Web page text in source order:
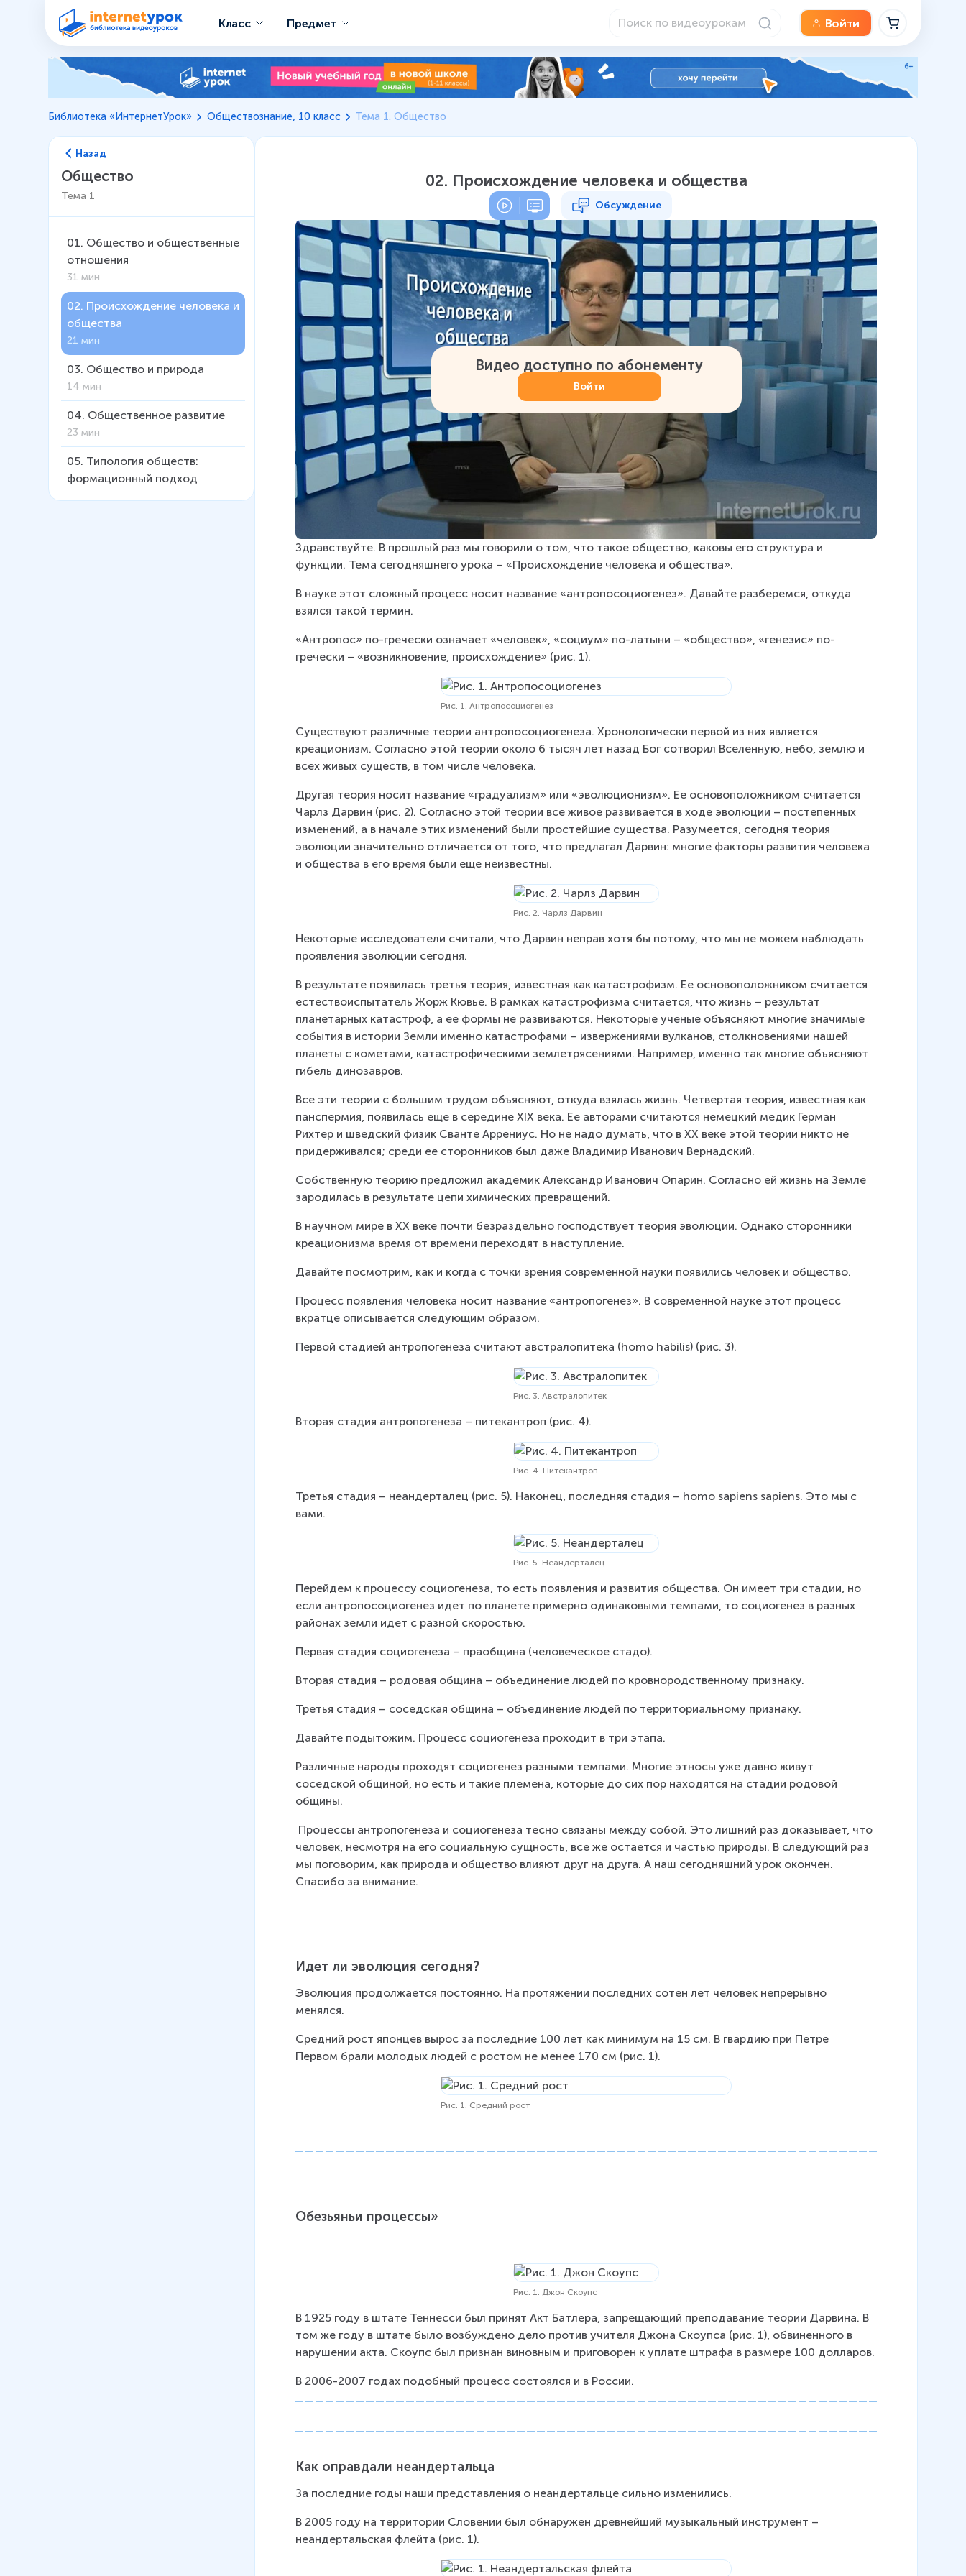
Класс Предмет Войти
Библиотека «ИнтернетУрок» Обществознание, 10 класс Тема 1. Общество
Назад
Общество
Тема 1
01. Общество и общественные
отношения
31 мин
02. Происхождение человека и
общества
21 мин
03. Общество и природа
14 мин
04. Общественное развитие
23 мин
05. Типология обществ:
формационный подход
02. Происхождение человека и общества
Обсуждение
Видео доступно по абонементу
Войти
Здравствуйте. В прошлый раз мы говорили о том, что такое общество, каковы его структура и
функции. Тема сегодняшнего урока – «Происхождение человека и общества».
В науке этот сложный процесс носит название «антропосоциогенез». Давайте разберемся, откуда
взялся такой термин.
«Антропос» по-гречески означает «человек», «социум» по-латыни – «общество», «генезис» по-
гречески – «возникновение, происхождение» (рис. 1).
Рис. 1. Антропосоциогенез
Существуют различные теории антропосоциогенеза. Хронологически первой из них является
креационизм. Согласно этой теории около 6 тысяч лет назад Бог сотворил Вселенную, небо, землю и
всех живых существ, в том числе человека.
Другая теория носит название «градуализм» или «эволюционизм». Ее основоположником считается
Чарлз Дарвин (рис. 2). Согласно этой теории все живое развивается в ходе эволюции – постепенных
изменений, а в начале этих изменений были простейшие существа. Разумеется, сегодня теория
эволюции значительно отличается от того, что предлагал Дарвин: многие факторы развития человека
и общества в его время были еще неизвестны.
Рис. 2. Чарлз Дарвин
Некоторые исследователи считали, что Дарвин неправ хотя бы потому, что мы не можем наблюдать
проявления эволюции сегодня.
В результате появилась третья теория, известная как катастрофизм. Ее основоположником считается
естествоиспытатель Жорж Кювье. В рамках катастрофизма считается, что жизнь – результат
планетарных катастроф, а ее формы не развиваются. Некоторые ученые объясняют многие значимые
события в истории Земли именно катастрофами – извержениями вулканов, столкновениями нашей
планеты с кометами, катастрофическими землетрясениями. Например, именно так многие объясняют
гибель динозавров.
Все эти теории с большим трудом объясняют, откуда взялась жизнь. Четвертая теория, известная как
панспермия, появилась еще в середине XIX века. Ее авторами считаются немецкий медик Герман
Рихтер и шведский физик Сванте Аррениус. Но не надо думать, что в XX веке этой теории никто не
придерживался; среди ее сторонников был даже Владимир Иванович Вернадский.
Собственную теорию предложил академик Александр Иванович Опарин. Согласно ей жизнь на Земле
зародилась в результате цепи химических превращений.
В научном мире в XX веке почти безраздельно господствует теория эволюции. Однако сторонники
креационизма время от времени переходят в наступление.
Давайте посмотрим, как и когда с точки зрения современной науки появились человек и общество.
Процесс появления человека носит название «антропогенез». В современной науке этот процесс
вкратце описывается следующим образом.
Первой стадией антропогенеза считают австралопитека (homo habilis) (рис. 3).
Рис. 3. Австралопитек
Вторая стадия антропогенеза – питекантроп (рис. 4).
Рис. 4. Питекантроп
Третья стадия – неандерталец (рис. 5). Наконец, последняя стадия – homo sapiens sapiens. Это мы с
вами.
Рис. 5. Неандерталец
Перейдем к процессу социогенеза, то есть появления и развития общества. Он имеет три стадии, но
если антропосоциогенез идет по планете примерно одинаковыми темпами, то социогенез в разных
районах земли идет с разной скоростью.
Первая стадия социогенеза – праобщина (человеческое стадо).
Вторая стадия – родовая община – объединение людей по кровнородственному признаку.
Третья стадия – соседская община – объединение людей по территориальному признаку.
Давайте подытожим. Процесс социогенеза проходит в три этапа.
Различные народы проходят социогенез разными темпами. Многие этносы уже давно живут
соседской общиной, но есть и такие племена, которые до сих пор находятся на стадии родовой
общины.
Процессы антропогенеза и социогенеза тесно связаны между собой. Это лишний раз доказывает, что
человек, несмотря на его социальную сущность, все же остается и частью природы. В следующий раз
мы поговорим, как природа и общество влияют друг на друга. А наш сегодняшний урок окончен.
Спасибо за внимание.
Идет ли эволюция сегодня?
Эволюция продолжается постоянно. На протяжении последних сотен лет человек непрерывно
менялся.
Средний рост японцев вырос за последние 100 лет как минимум на 15 см. В гвардию при Петре
Первом брали молодых людей с ростом не менее 170 см (рис. 1).
Рис. 1. Средний рост
Обезьяньи процессы»
Рис. 1. Джон Скоупс
В 1925 году в штате Теннесси был принят Акт Батлера, запрещающий преподавание теории Дарвина. В
том же году в штате было возбуждено дело против учителя Джона Скоупса (рис. 1), обвиненного в
нарушении акта. Скоупс был признан виновным и приговорен к уплате штрафа в размере 100 долларов.
В 2006-2007 годах подобный процесс состоялся и в России.
Как оправдали неандертальца
За последние годы наши представления о неандертальце сильно изменились.
В 2005 году на территории Словении был обнаружен древнейший музыкальный инструмент –
неандертальская флейта (рис. 1).